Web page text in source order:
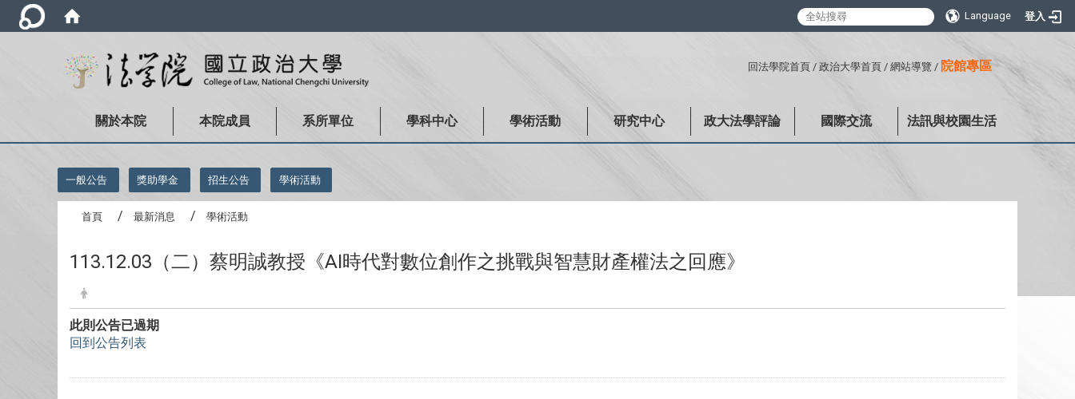
Language 登入
回法學院首頁 / 政治大學首頁 / 網站導覽 / 院館專區
關於本院 本院成員 系所單位 學科中心 學術活動 研究中心 政大法學評論 國際交流 法訊與校園生活
一般公告 獎助學金 招生公告 學術活動
首頁 最新消息 學術活動
113.12.03（二）蔡明誠教授《AI時代對數位創作之挑戰與智慧財產權法之回應》
此則公告已過期
回到公告列表